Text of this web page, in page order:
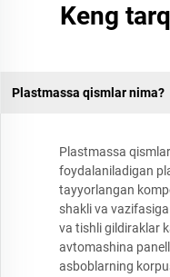
Keng
Plastmassa qismlar nima?
Plastmassa
foydalaniladigan
tayyorlangan
shakli va
va tishli gildiraklar
avtomashina
asboblarning